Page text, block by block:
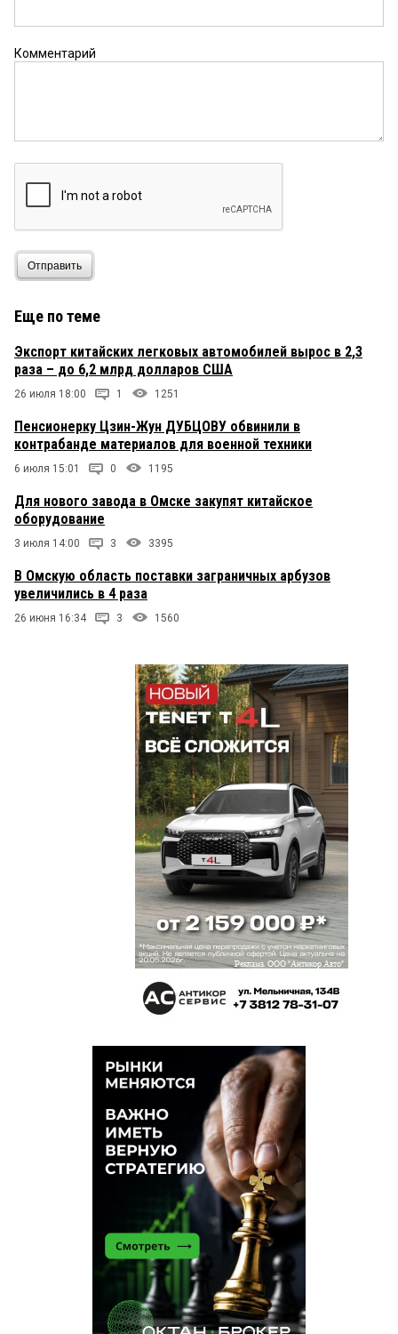
Комментарий
Отправить
Еще по теме
Экспорт китайских легковых автомобилей вырос в 2,3
раза – до 6,2 млрд долларов США
26 июля 18:00 1 1251
Пенсионерку Цзин-Жун ДУБЦОВУ обвинили в
контрабанде материалов для военной техники
6 июля 15:01 0 1195
Для нового завода в Омске закупят китайское
оборудование
3 июля 14:00 3 3395
В Омскую область поставки заграничных арбузов
увеличились в 4 раза
26 июня 16:34 3 1560